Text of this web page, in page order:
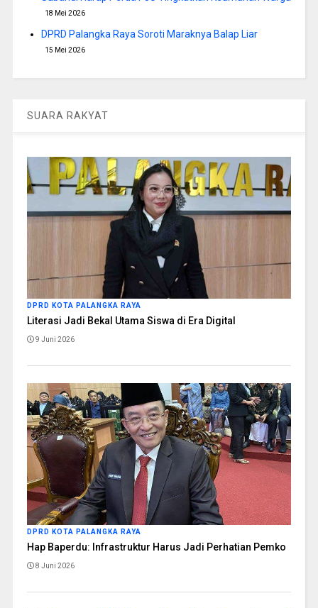
18 Mei 2026
DPRD Palangka Raya Soroti Maraknya Balap Liar
15 Mei 2026
SUARA RAKYAT
DPRD KOTA PALANGKA RAYA
Literasi Jadi Bekal Utama Siswa di Era Digital
9 Juni 2026
DPRD KOTA PALANGKA RAYA
Hap Baperdu: Infrastruktur Harus Jadi Perhatian Pemko
8 Juni 2026